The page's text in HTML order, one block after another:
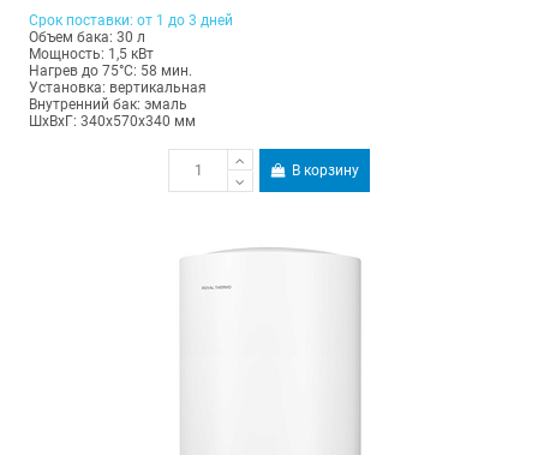
Срок поставки: от 1 до 3 дней
Объем бака: 30 л
Мощность: 1,5 кВт
Нагрев до 75°С: 58 мин.
Установка: вертикальная
Внутренний бак: эмаль
ШхВхГ: 340х570х340 мм
В корзину